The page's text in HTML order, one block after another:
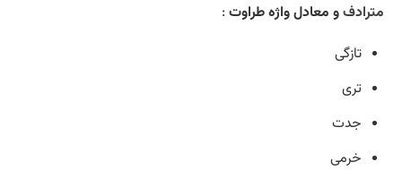
مترادفو معادل واژه طراوت :
تازگی
تری
جدت
خرمی